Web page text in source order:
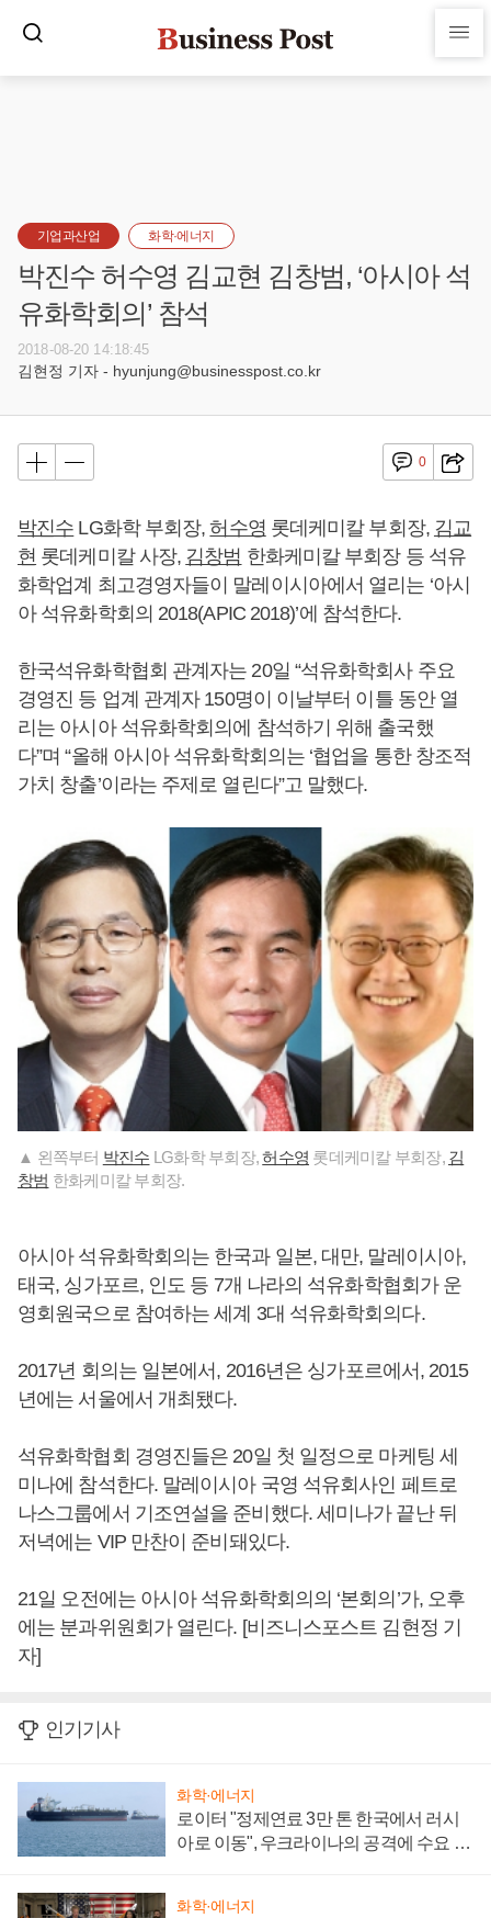
기업과산업 화학·에너지
박진수 허수영 김교현 김창범, ‘아시아 석
유화학회의’ 참석
2018-08-20 14:18:45
김현정 기자 - hyunjung@businesspost.co.kr
0
박진수 LG화학 부회장,허수영 롯데케미칼 부회장, 김교
현 롯데케미칼 사장, 김창범 한화케미칼 부회장 등 석유
화학업계 최고경영자들이 말레이시아에서 열리는 ‘아시
아 석유화학회의 2018(APIC 2018)’에 참석한다.
한국석유화학협회 관계자는 20일 “석유화학회사 주요
경영진 등 업계 관계자 150명이 이날부터 이틀 동안 열
리는 아시아 석유화학회의에 참석하기 위해 출국했
다”며 “올해 아시아 석유화학회의는 ‘협업을 통한 창조적
가치 창출’이라는 주제로 열린다”고 말했다.
▲ 왼쪽부터 박진수 LG화학 부회장,허수영 롯데케미칼 부회장, 김
창범 한화케미칼 부회장.
아시아 석유화학회의는 한국과 일본, 대만, 말레이시아,
태국, 싱가포르, 인도 등 7개 나라의 석유화학협회가 운
영회원국으로 참여하는 세계 3대 석유화학회의다.
2017년 회의는 일본에서, 2016년은 싱가포르에서, 2015
년에는 서울에서 개최됐다.
석유화학협회 경영진들은 20일 첫 일정으로 마케팅 세
미나에 참석한다. 말레이시아 국영 석유회사인 페트로
나스그룹에서 기조연설을 준비했다. 세미나가 끝난 뒤
저녁에는 VIP 만찬이 준비돼있다.
21일 오전에는 아시아 석유화학회의의 ‘본회의’가, 오후
에는 분과위원회가 열린다. [비즈니스포스트 김현정 기
자]
인기기사
화학·에너지
로이터 "정제연료 3만 톤 한국에서 러시
아로 이동", 우크라이나의 공격에 수요 늘
화학·에너지